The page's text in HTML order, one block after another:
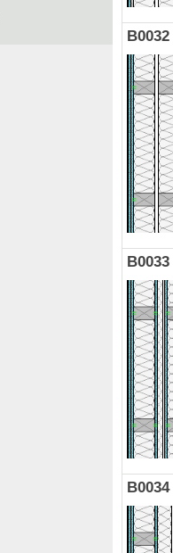
B0032
B0033
B0034